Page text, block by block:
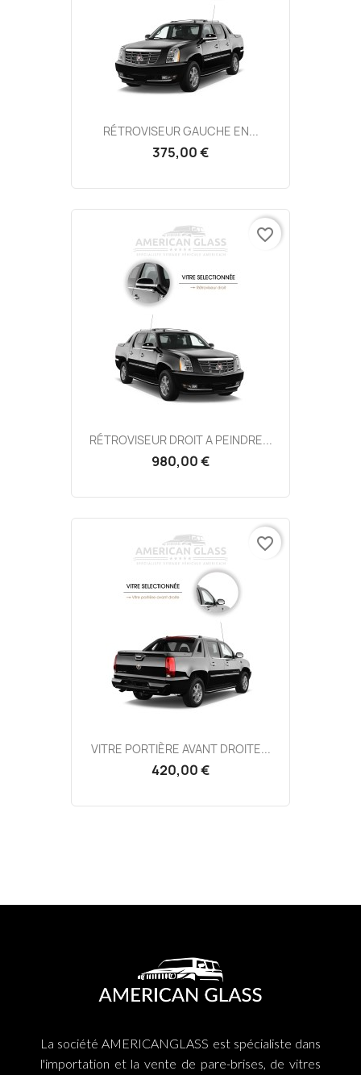
RÉTROVISEUR GAUCHE EN...
375,00 €
RÉTROVISEUR DROIT A PEINDRE...
980,00 €
favorite_border
VITRE PORTIÈRE AVANT DROITE...
420,00 €
favorite_border
La société AMERICANGLASS est spécialiste dans
l'importation et la vente de pare-brises, de vitres